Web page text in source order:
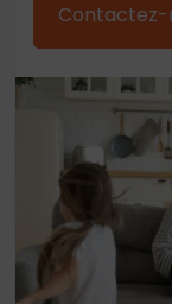
Contactez-